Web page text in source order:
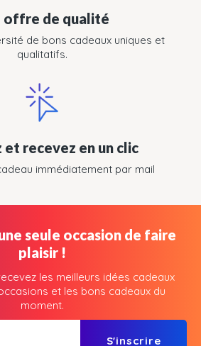
offre de qualité
de bons cadeaux uniques et
qualitatifs.
recevez en un clic
immédiatement par mail
seule occasion de faire
plaisir !
les meilleurs idées cadeaux
et les bons cadeaux du
moment.
S'inscrire